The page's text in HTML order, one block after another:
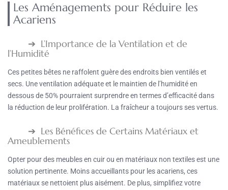
Les Aménagements pour Réduire les
Acariens
L’Importance de la Ventilation et de
l’Humidité
Ces petites bêtes ne raffolent guère des endroits bien ventilés et
secs. Une ventilation adéquate et le maintien de l’humidité en
dessous de 50% pourraient surprendre en termes d’efficacité dans
la réduction de leur prolifération. La fraîcheur a toujours ses vertus.
Les Bénéfices de Certains Matériaux et
Ameublements
Opter pour des meubles en cuir ou en matériaux non textiles est une
solution pertinente. Moins accueillants pour les acariens, ces
matériaux se nettoient plus aisément. De plus, simplifiez votre